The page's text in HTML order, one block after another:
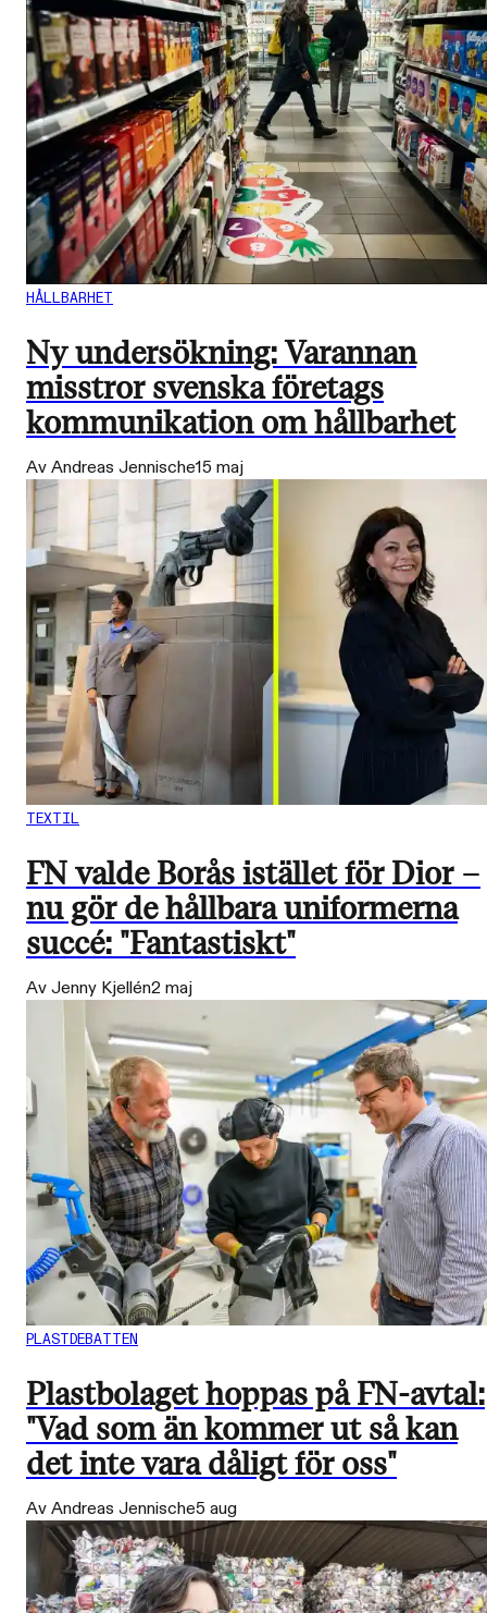
HÅLLBARHET
Ny undersökning: Varannan
misstror svenska företags
kommunikation om hållbarhet
Av Andreas Jennische15 maj
TEXTIL
FN valde Borås istället för Dior –
nu gör de hållbara uniformerna
succé: "Fantastiskt"
Av Jenny Kjellén2 maj
PLASTDEBATTEN
Plastbolaget hoppas på FN-avtal:
"Vad som än kommer ut så kan
det inte vara dåligt för oss"
Av Andreas Jennische5 aug